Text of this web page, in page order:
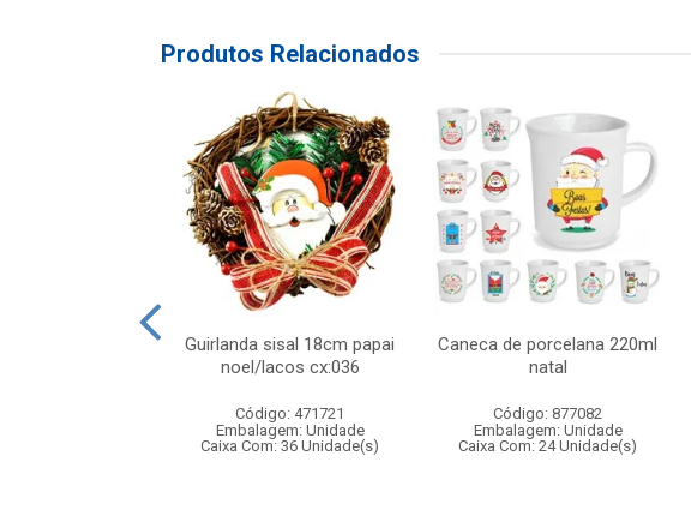
Produtos Relacionados
Guirlanda sisal 18cm papai
noel/lacos cx:036
Código: 471721
Embalagem: Unidade
Caixa Com: 36 Unidade(s)
Caneca de porcelana 220ml
natal
Código: 877082
Embalagem: Unidade
Caixa Com: 24 Unidade(s)